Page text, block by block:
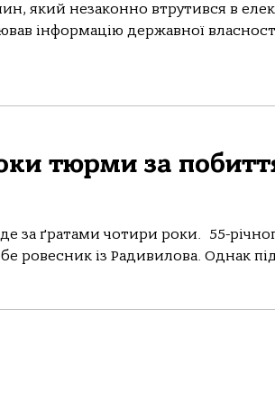
який незаконно втрутився в
інформацію державної
тюрми за
за ґратами чотири роки. 55-
ровесник із Радивилова. Однак